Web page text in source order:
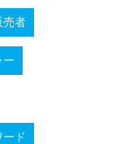
売者
ー
ド